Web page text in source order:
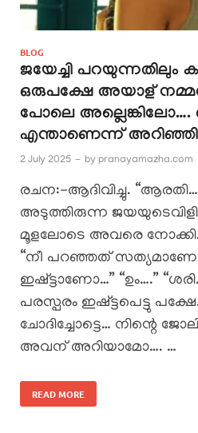
BLOG
ജയേച്ചി പറയുന്നതിലും
ഒരുപക്ഷേ അയാള് നമ്മൾ
പോലെ
എന്താണെന്ന്
2 July 2025 - by pranayamazha.com
രചന:-ആദിവിച്ചു.
അടുത്തിരുന്ന
മൂളലോടെ അവരെ നോക്കി.
“നീ പറഞ്ഞത്
ഇഷ്ട്ടാണോ…” “ഉം….”
പരസ്പരം ഇഷ്ട്ടപെട്ടു
ചോദിച്ചോട്ടെ… നിന്റെ
അവന് അറിയാമോ…. …
READ MORE